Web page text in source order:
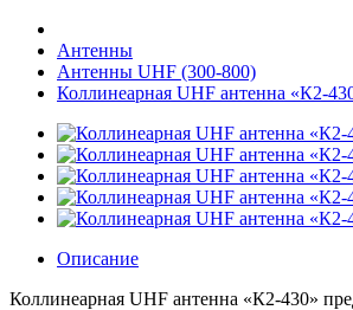
Антенны
Антенны UHF (300-800)
Коллинеарная UHF антенна «К2-
Описание
Коллинеарная UHF антенна «К2-430»